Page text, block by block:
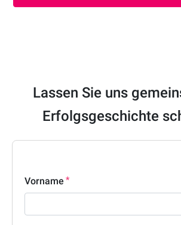
Lassen Sie uns
Erfolgsgeschichte
Vorname